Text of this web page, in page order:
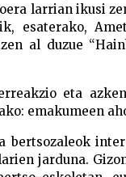
larrian ikusi
esaterako,
al duzue
eta
emakumeen
bertsozaleok
jarduna.